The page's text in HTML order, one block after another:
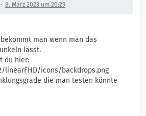
8. März 2023 um 20:29
man wenn man das
lässt.
du hier:
linearFHD/icons/backdrops.png
die man testen könnte